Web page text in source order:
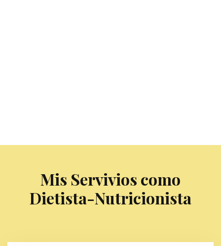
Mis Servivios como
Dietista-Nutricionista